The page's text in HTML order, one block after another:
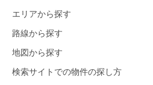
エリアから探す
路線から探す
地図から探す
検索サイトでの物件の探し方